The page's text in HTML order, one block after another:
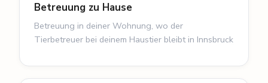
Betreuung zu Hause
Betreuung in deiner Wohnung, wo der
Tierbetreuer bei deinem Haustier bleibt in Innsbruck